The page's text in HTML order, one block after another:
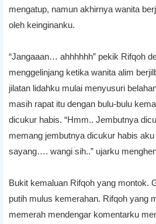
mengatup, namun akhirnya wanita
oleh keinginanku.
“Jangaaan… ahhhhhh” pekik Rifqoh
menggelinjang ketika wanita alim
jilatan lidahku mulai menyusuri
masih rapat itu dengan bulu-bulu
dicukur habis. “Hmm.. Jembutnya
memang jembutnya dicukur habis
sayang…. wangi sih..” ujarku
Bukit kemaluan Rifqoh yang montok.
putih mulus kemerahan. Rifqoh yang
memerah mendengar komentarku